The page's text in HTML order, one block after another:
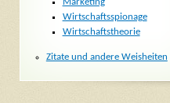
Wirtschaftsspionage
Wirtschaftstheorie
Zitate und andere Weisheiten